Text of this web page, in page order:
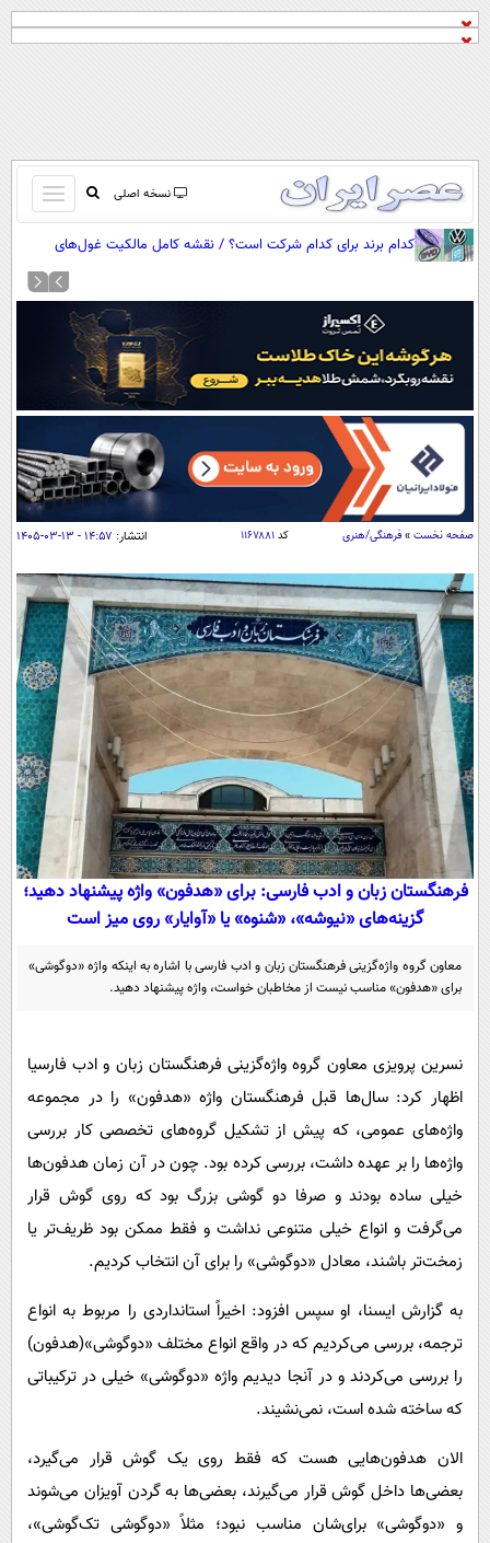
نسخه اصلی
باز
و
کردن
صفحه اول
آرشیو
نظرسنجی
آب و هوا
اوقات شرعی
سواد زندگی
اقتصاد
اقتصادی
خودرو
جامعه
اجتماعی
حوادث
یک برش دانایی
سفر و تفریح
ورزشی
بین الملل
فرهنگ و هنر
علم و دانش
فناوری و It
اخبار کریپتو
قرآن
گوناگون
سرگرمی
باشگاه مغز
مجله تصویری سلاح
فیلم
اقتصاد
سرگرمی
گوناگون
حوادث
محیط زیست
سلامت
فرهنگی
بین الملل
اجتماعی
حیات وحش
عصر ایران 2
خواندنی ها و دیدنی ها
پیامک
آشپزی
دانلود
آموزش زبان
کدام برند برای کدام شرکت است؟ / نقشه کامل مالکیت غول‌های
صفحه نخست » فرهنگی/هنری کد۱۱۶۷۸۸۱ انتشار: ۱۴:۵۷ - ۱۳-۰۳-۱۴۰۵
فرهنگستان زبان و ادب فارسی: برای «هدفون» واژه پیشنهاد دهید؛
گزینه‌های «نیوشه»، «شنوه» یا «آوایار» روی میز است
معاون گروه واژه‌گزینی فرهنگستان زبان و ادب فارسی با اشاره به اینکه واژه «دوگوشی»
برای «هدفون» مناسب نیست از مخاطبان خواست، واژه پیشنهاد دهید.
نسرین پرویزی معاون گروه واژه‌گزینی فرهنگستان زبان و ادب فارسیا
اظهار کرد: سال‌ها قبل فرهنگستان واژه «هدفون» را در مجموعه
واژه‌های عمومی، که پیش از تشکیل گروه‌های تخصصی کار بررسی
واژه‌ها را بر عهده داشت، بررسی کرده بود. چون در آن زمان هدفون‌ها
خیلی ساده بودند و صرفا دو گوشی بزرگ بود که روی گوش قرار
می‌گرفت و انواع خیلی متنوعی نداشت و فقط ممکن بود ظریف‌تر یا
زمخت‌تر باشند، معادل «دوگوشی» را برای آن انتخاب کردیم.
به گزارش ایسنا، او سپس افزود: اخیراً استانداردی را مربوط به انواع
ترجمه، بررسی می‌کردیم که در واقع انواع مختلف «دوگوشی»(هدفون)
را بررسی می‌کردند و در آنجا دیدیم واژه «دوگوشی» خیلی در ترکیباتی
که ساخته شده است، نمی‌نشیند.
الان هدفون‌هایی هست که فقط روی یک گوش قرار می‌گیرد،
بعضی‌ها داخل گوش قرار می‌گیرند، بعضی‌ها به گردن آویزان می‌شوند
و «دوگوشی» برای‌شان مناسب نبود؛ مثلاً «دوگوشی تک‌گوشی»،